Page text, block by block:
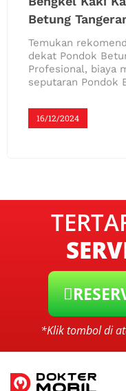
Betung
16/12/2024
Temukan
dekat Pondok
Profesional, biaya
seputaran Pondok
*Klik tombol di